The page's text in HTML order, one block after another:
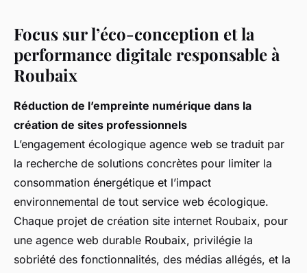
Focus sur l’éco-conception et la
performance digitale responsable à
Roubaix
Réduction de l’empreinte numérique dans la
création de sites professionnels
L’engagement écologique agence web se traduit par
la recherche de solutions concrètes pour limiter la
consommation énergétique et l’impact
environnemental de tout service web écologique.
Chaque projet de création site internet Roubaix, pour
une agence web durable Roubaix, privilégie la
sobriété des fonctionnalités, des médias allégés, et la